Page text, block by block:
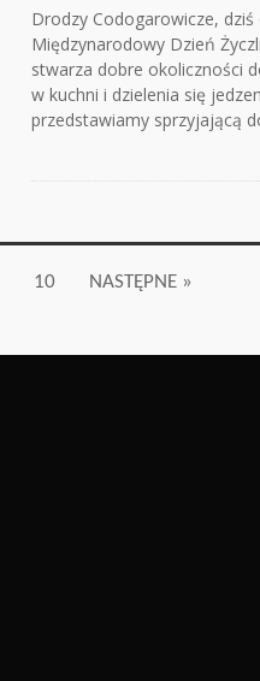
Drodzy Codogarowicze,
Międzynarodowy Dzień
stwarza dobre okoliczności
w kuchni i dzielenia się
przedstawiamy sprzyjającą
10 NASTĘPNE »